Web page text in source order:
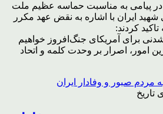
در پیامی به مناسبت حماسه عظیم ملت
شهید ایران با اشاره به نقض عهد مکرر
تاکید کردند:
برای آمریکای جنگ‌افروز خواهیم
امور، اصرار بر وحدت کلمه و اتحاد
تاریخ